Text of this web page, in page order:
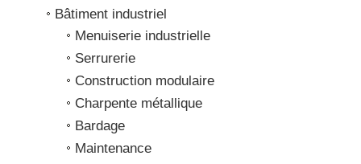
Bâtiment industriel
Menuiserie industrielle
Serrurerie
Construction modulaire
Charpente métallique
Bardage
Maintenance